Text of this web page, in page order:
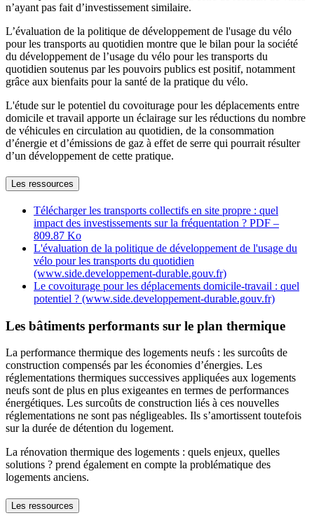
n’ayant pas fait d’investissement similaire.
L’évaluation de la politique de développement de l'usage du vélo
pour les transports au quotidien montre que le bilan pour la société
du développement de l’usage du vélo pour les transports du
quotidien soutenus par les pouvoirs publics est positif, notamment
grâce aux bienfaits pour la santé de la pratique du vélo.
L'étude sur le potentiel du covoiturage pour les déplacements entre
domicile et travail apporte un éclairage sur les réductions du nombre
de véhicules en circulation au quotidien, de la consommation
d’énergie et d’émissions de gaz à effet de serre qui pourrait résulter
d’un développement de cette pratique.
Les ressources
Télécharger les transports collectifs en site propre : quel
impact des investissements sur la fréquentation ? PDF –
809.87 Ko
L'évaluation de la politique de développement de l'usage du
vélo pour les transports du quotidien
(www.side.developpement-durable.gouv.fr)
Le covoiturage pour les déplacements domicile-travail : quel
potentiel ? (www.side.developpement-durable.gouv.fr)
Les bâtiments performants sur le plan thermique
La performance thermique des logements neufs : les surcoûts de
construction compensés par les économies d’énergies. Les
réglementations thermiques successives appliquées aux logements
neufs sont de plus en plus exigeantes en termes de performances
énergétiques. Les surcoûts de construction liés à ces nouvelles
réglementations ne sont pas négligeables. Ils s’amortissent toutefois
sur la durée de détention du logement.
La rénovation thermique des logements : quels enjeux, quelles
solutions ? prend également en compte la problématique des
logements anciens.
Les ressources